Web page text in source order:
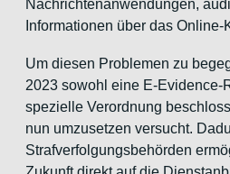
Nachrichtenanwendungen,
Informationen über das
Um diesen Problemen zu
2023 sowohl eine E-Evidence-
spezielle Verordnung
nun umzusetzen versucht.
Strafverfolgungsbehörden